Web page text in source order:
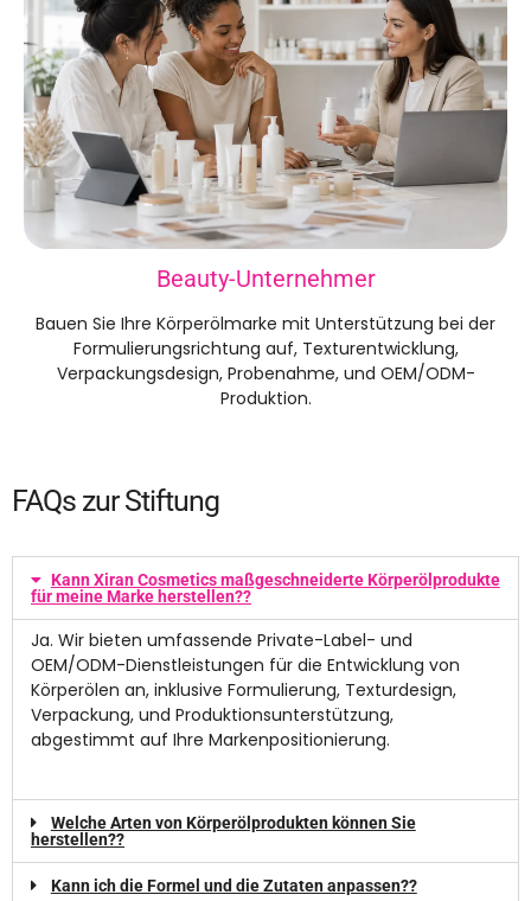
Beauty-Unternehmer
Bauen Sie Ihre Körperölmarke mit Unterstützung bei der
Formulierungsrichtung auf, Texturentwicklung,
Verpackungsdesign, Probenahme, und OEM/ODM-
Produktion.
FAQs zur Stiftung
Kann Xiran Cosmetics maßgeschneiderte Körperölprodukte
für meine Marke herstellen??
Ja. Wir bieten umfassende Private-Label- und
OEM/ODM-Dienstleistungen für die Entwicklung von
Körperölen an, inklusive Formulierung, Texturdesign,
Verpackung, und Produktionsunterstützung,
abgestimmt auf Ihre Markenpositionierung.
Welche Arten von Körperölprodukten können Sie
herstellen??
Kann ich die Formel und die Zutaten anpassen??